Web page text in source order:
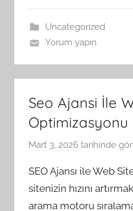
Uncategorized
Yorum yapın
Seo Ajansi İle
Optimizasyonu
Mart 3, 2026 tarihinde
SEO Ajansı ile Web
sitenizin hızını
arama motoru